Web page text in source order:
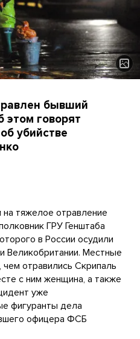
бывший
этом говорят
убийстве
тяжелое отравление
ГРУ Генштаба
в России осудили
Великобритании. Местные
отравились Скрипаль
с ним женщина, а также
уже
фигуранты дела
офицера ФСБ